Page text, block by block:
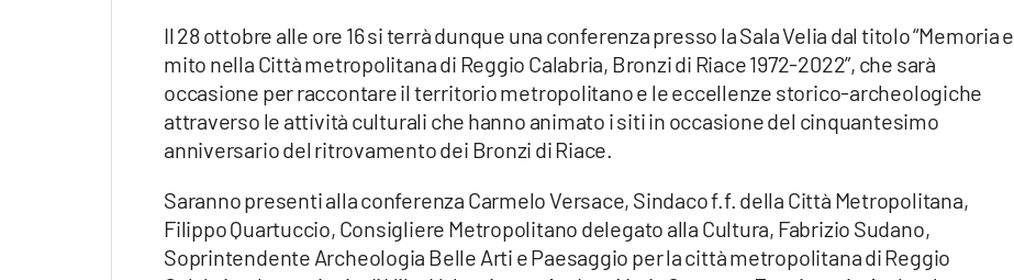
Il 28 ottobre alle ore 16 si terrà dunque una conferenza presso la Sala Velia dal titolo “Memoria e
mito nella Città metropolitana di Reggio Calabria, Bronzi di Riace 1972-2022”, che sarà
occasione per raccontare il territorio metropolitano e le eccellenze storico-archeologiche
attraverso le attività culturali che hanno animato i siti in occasione del cinquantesimo
anniversario del ritrovamento dei Bronzi di Riace.
Saranno presenti alla conferenza Carmelo Versace, Sindaco f.f. della Città Metropolitana,
Filippo Quartuccio, Consigliere Metropolitano delegato alla Cultura, Fabrizio Sudano,
Soprintendente Archeologia Belle Arti e Paesaggio per la città metropolitana di Reggio